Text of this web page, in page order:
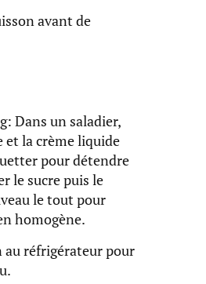
avant de
Dans un saladier,
et la crème liquide
pour détendre
le sucre puis le
le tout pour
homogène.
réfrigérateur pour